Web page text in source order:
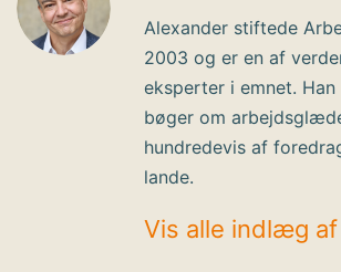
Alexander stiftede
2003 og er en af
eksperter i emnet.
bøger om
hundredevis af
lande.
Vis alle indlæg af